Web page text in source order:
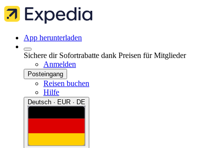
App herunterladen
Sichere dir Sofortrabatte dank Preisen für Mitglieder
Anmelden
Posteingang
Reisen buchen
Hilfe
Deutsch · EUR · DE